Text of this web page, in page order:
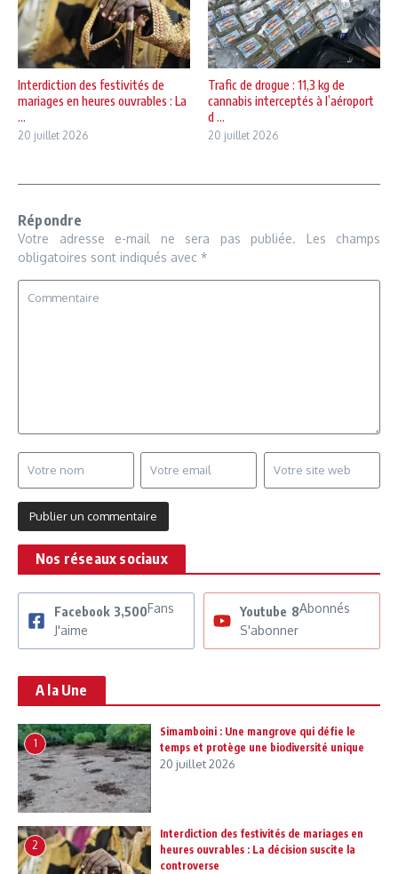
Interdiction des festivités de
mariages en heures ouvrables : La
...
20 juillet 2026
Trafic de drogue : 11,3 kg de
cannabis interceptés à l’aéroport
d ...
20 juillet 2026
Répondre
Votre adresse e-mail ne sera pas publiée.
Les champs
obligatoires sont indiqués avec *
Nos réseaux sociaux
Facebook 3,500Fans
J'aime
Youtube 8Abonnés
S'abonner
A la Une
1
Simamboini : Une mangrove qui défie le
temps et protège une biodiversité unique
20 juillet 2026
2
Interdiction des festivités de mariages en
heures ouvrables : La décision suscite la
controverse